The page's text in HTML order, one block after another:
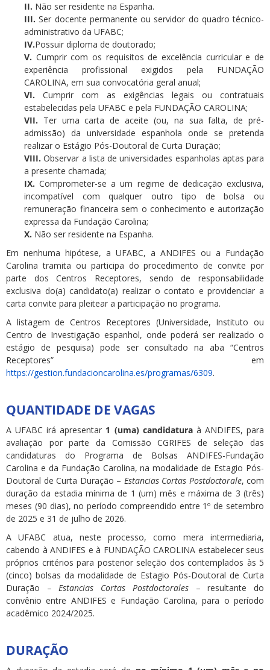
II. Não ser residente na Espanha.
III. Ser docente permanente ou servidor do quadro técnico-
administrativo da UFABC;
IV.Possuir diploma de doutorado;
V. Cumprir com os requisitos de excelência curricular e de
experiência profissional exigidos pela FUNDAÇÃO
CAROLINA, em sua convocatória geral anual;
VI. Cumprir com as exigências legais ou contratuais
estabelecidas pela UFABC e pela FUNDAÇÃO CAROLINA;
VII. Ter uma carta de aceite (ou, na sua falta, de pré-
admissão) da universidade espanhola onde se pretenda
realizar o Estágio Pós-Doutoral de Curta Duração;
VIII. Observar a lista de universidades espanholas aptas para
a presente chamada;
IX. Comprometer-se a um regime de dedicação exclusiva,
incompatível com qualquer outro tipo de bolsa ou
remuneração financeira sem o conhecimento e autorização
expressa da Fundação Carolina;
X. Não ser residente na Espanha.
Em nenhuma hipótese, a UFABC, a ANDIFES ou a Fundação
Carolina tramita ou participa do procedimento de convite por
parte dos Centros Receptores, sendo de responsabilidade
exclusiva do(a) candidato(a) realizar o contato e providenciar a
carta convite para pleitear a participação no programa.
A listagem de Centros Receptores (Universidade, Instituto ou
Centro de Investigação espanhol, onde poderá ser realizado o
estágio de pesquisa) pode ser consultado na aba “Centros
Receptores” em
https://gestion.fundacioncarolina.es/programas/6309.
QUANTIDADE DE VAGAS
A UFABC irá apresentar 1 (uma) candidaturaà ANDIFES, para
avaliação por parte da Comissão CGRIFES de seleção das
candidaturas do Programa de Bolsas ANDIFES-Fundação
Carolina e da Fundação Carolina, na modalidade de Estagio Pós-
Doutoral de Curta Duração – Estancias Cortas Postdoctorale, com
duração da estadia mínima de 1 (um) mês e máxima de 3 (três)
meses (90 dias), no período compreendido entre 1º de setembro
de 2025 e 31 de julho de 2026.
A UFABC atua, neste processo, como mera intermediaria,
cabendo à ANDIFES e à FUNDAÇÃO CAROLINA estabelecer seus
próprios critérios para posterior seleção dos contemplados às 5
(cinco) bolsas da modalidade de Estagio Pós-Doutoral de Curta
Duração –Estancias Cortas Postdoctorales– resultante do
convênio entre ANDIFES e Fundação Carolina, para o período
acadêmico 2024/2025.
DURAÇÃO